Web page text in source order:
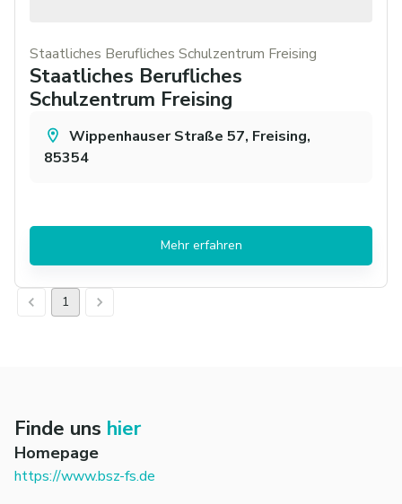
Staatliches Berufliches Schulzentrum Freising
Staatliches Berufliches
Schulzentrum Freising
Wippenhauser Straße 57, Freising,
85354
Mehr erfahren
1
Finde uns hier
Homepage
https://www.bsz-fs.de